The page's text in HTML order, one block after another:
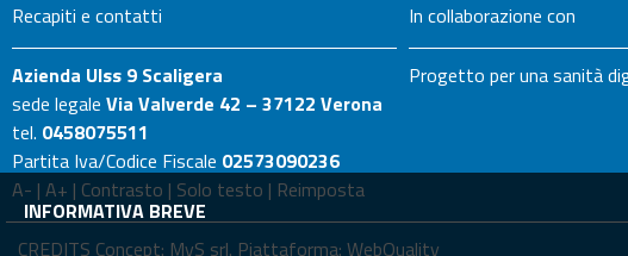
Recapiti e contatti
Azienda Ulss 9 Scaligera
sede legale Via Valverde 42 – 37122 Verona
tel. 0458075511
Partita Iva/Codice Fiscale 02573090236
A- | A+ | Contrasto | Solo testo | Reimposta
In collaborazione con
Progetto per una sanità
CREDITS Concept: MyS srl. Piattaforma: WebQuality
INFORMATIVA BREVE